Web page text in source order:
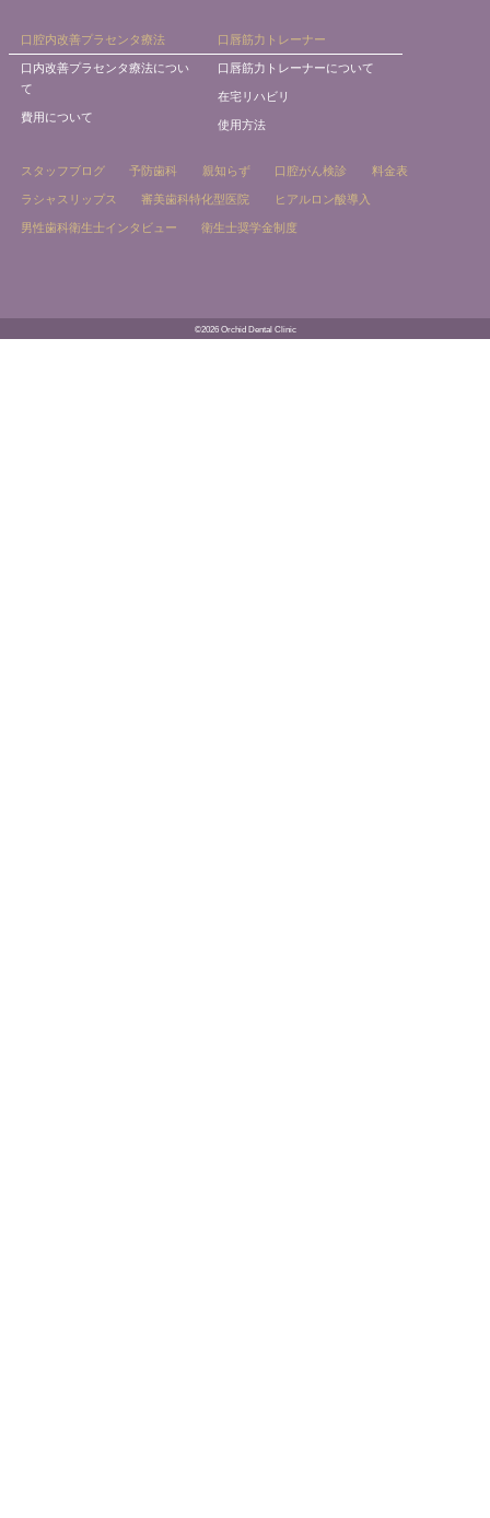
口腔内改善プラセンタ療法
口内改善プラセンタ療法につい
て
費用について
口唇筋力トレーナー
口唇筋力トレーナーについて
在宅リハビリ
使用方法
スタッフブログ 予防歯科 親知らず 口腔がん検診 料金表
ラシャスリップス 審美歯科特化型医院 ヒアルロン酸導入
男性歯科衛生士インタビュー 衛生士奨学金制度
©2026 Orchid Dental Clinic